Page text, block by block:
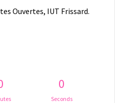
Ouvertes, IUT Frissard.
0
Seconds